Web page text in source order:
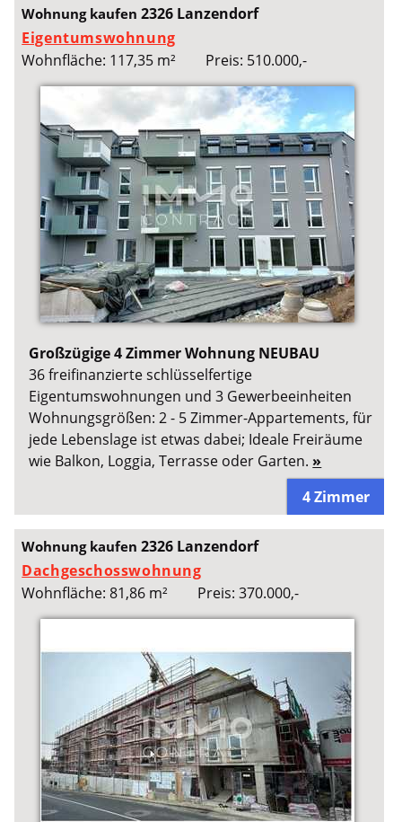
Wohnung kaufen2326 Lanzendorf
Eigentumswohnung
Wohnfläche: 117,35 m²
Preis: 510.000,-
Großzügige 4 Zimmer Wohnung NEUBAU
36 freifinanzierte schlüsselfertige
Eigentumswohnungen und 3 Gewerbeeinheiten
Wohnungsgrößen: 2 - 5 Zimmer-Appartements, für
jede Lebenslage ist etwas dabei; Ideale Freiräume
wie Balkon, Loggia, Terrasse oder Garten. »
4 Zimmer
Wohnung kaufen2326 Lanzendorf
Dachgeschosswohnung
Wohnfläche: 81,86 m²
Preis: 370.000,-